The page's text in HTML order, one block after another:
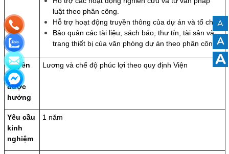
luật theo phân công.
Hỗ trợ hoạt động truyền thông của dự án và tổ chức
Bảo quản các tài liệu, sách báo, thư tín, tài sản và
trang thiết bị của văn phòng dự án theo phân công.
Quyền
lợi
được
hưởng
Lương và chế độ phúc lợi theo quy định Viện
Yêu cầu
kinh
nghiệm
1 năm
A
A
A